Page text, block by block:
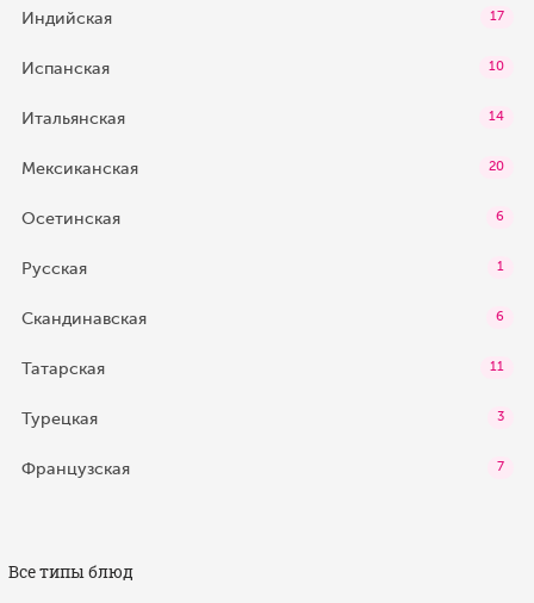
Индийская 17
Испанская 10
Итальянская 14
Мексиканская 20
Осетинская 6
Русская 1
Скандинавская 6
Татарская 11
Турецкая 3
Французская 7
Все типы блюд